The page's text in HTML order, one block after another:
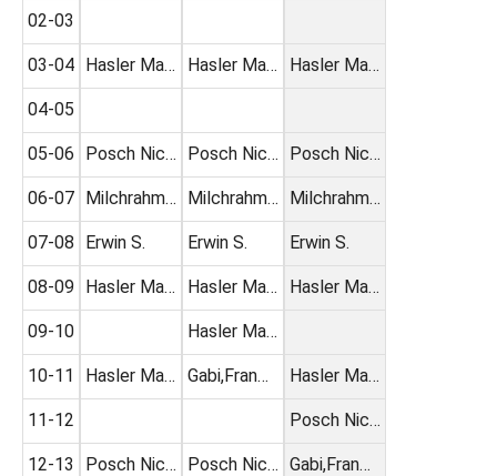
02-03
03-04
04-05
05-06
06-07
07-08
08-09
09-10
10-11
11-12
12-13
Hasler Ma…
Posch Nic…
Milchrahm…
Erwin S.
Hasler Ma…
Hasler Ma…
Posch Nic…
Hasler Ma…
Posch Nic…
Milchrahm…
Erwin S.
Hasler Ma…
Hasler Ma…
Gabi,Fran…
Posch Nic…
Hasler Ma…
Posch Nic…
Milchrahm…
Erwin S.
Hasler Ma…
Hasler Ma…
Posch Nic…
Gabi,Fran…